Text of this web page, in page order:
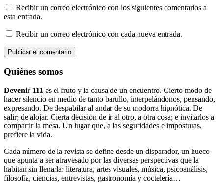
Recibir un correo electrónico con los siguientes comentarios a
esta entrada.
Recibir un correo electrónico con cada nueva entrada.
Quiénes somos
Devenir 111 es el fruto y la causa de un encuentro. Cierto modo de
hacer silencio en medio de tanto barullo, interpelándonos, pensando,
expresando. De despabilar al andar de su modorra hipnótica. De
salir; de alojar. Cierta decisión de ir al otro, a otra cosa; e invitarlos a
compartir la mesa. Un lugar que, a las seguridades e imposturas,
prefiere la vida.
Cada número de la revista se define desde un disparador, un hueco
que apunta a ser atravesado por las diversas perspectivas que la
habitan sin llenarla: literatura, artes visuales, música, psicoanálisis,
filosofía, ciencias, entrevistas, gastronomía y coctelería…